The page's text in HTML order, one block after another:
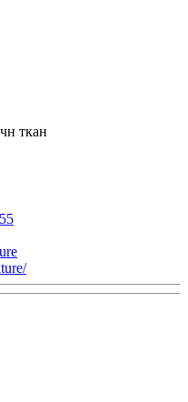
ткан